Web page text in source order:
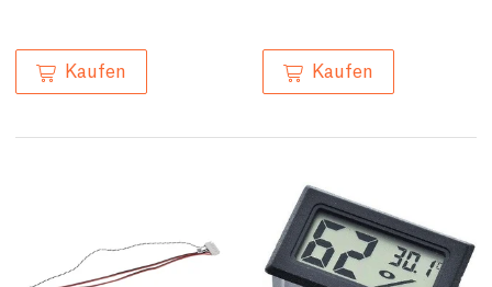
Kaufen Kaufen